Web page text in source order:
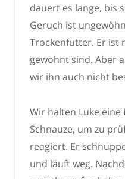
dauert es lange, bis
Geruch ist
Trockenfutter. Er ist
gewohnt sind. Aber
wir ihn auch nicht
Wir halten Luke
Schnauze, um zu
reagiert. Er
und läuft weg.